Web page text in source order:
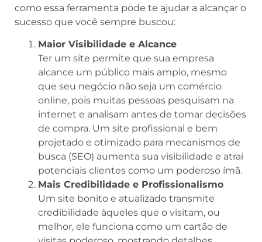
como essa ferramenta pode te ajudar a alcançar o
sucesso que você sempre buscou:
Maior Visibilidade e Alcance
Ter um site permite que sua empresa
alcance um público mais amplo, mesmo
que seu negócio não seja um comércio
online, pois muitas pessoas pesquisam na
internet e analisam antes de tomar decisões
de compra. Um site profissional e bem
projetado e otimizado para mecanismos de
busca (SEO) aumenta sua visibilidade e atrai
potenciais clientes como um poderoso ímã.
Mais Credibilidade e Profissionalismo
Um site bonito e atualizado transmite
credibilidade àqueles que o visitam, ou
melhor, ele funciona como um cartão de